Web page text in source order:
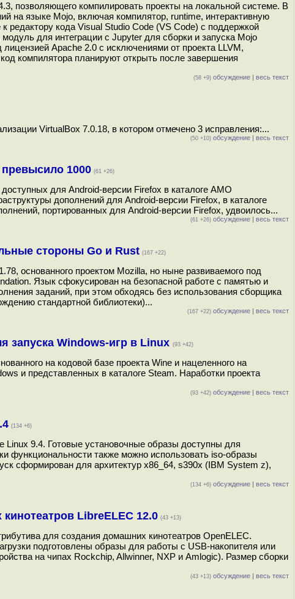
позволяющего компилировать проекты на локальной системе. В
на языке Mojo, включая компилятор, runtime, интерактивную
редактору кода Visual Studio Code (VS Code) с поддержкой
для интеграции с Jupyter для сборки и запуска Mojo
Apache 2.0 c исключениями от проекта LLVM,
компилятора планируют открыть после завершения
(58 +9) обсуждение | весь текст
VirtualBox 7.0.18, в котором отмечено 3 исправления:...
(50 +10) обсуждение | весь текст
1000 (61 +26)
для Android-версии Firefox в каталоге AMO
дополнений для Android-версии Firefox, в каталоге
портированных для Android-версии Firefox, удвоилось...
(61 +26) обсуждение | весь текст
стороны Go и Rust (167 +22)
основанного проектом Mozilla, но ныне развиваемого под
Язык сфокусирован на безопасной работе с памятью и
заданий, при этом обходясь без использования сборщика
стандартной библиотеки)...
(167 +22) обсуждение | весь текст
запуска Windows-игр в Linux (93 +42)
на кодовой базе проекта Wine и нацеленного на
и представленных в каталоге Steam. Наработки проекта
(93 +42) обсуждение | весь текст
(134 +6)
Linux 9.4. Готовые установочные образы доступны для
функциональности также можно использовать iso-образы
сформирован для архитектур x86_64, s390x (IBM System z),
(134 +6) обсуждение | весь текст
LibreELEC 12.0 (43 +13)
для создания домашних кинотеатров OpenELEC.
подготовлены образы для работы с USB-накопителя или
на чипах Rockchip, Allwinner, NXP и Amlogic). Размер сборки
(43 +13) обсуждение | весь текст